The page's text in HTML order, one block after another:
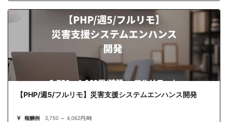
【PHP/週5/フルリモ】災害支援システムエンハンス開発
報酬例 3,750 ～ 4,062円/時